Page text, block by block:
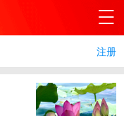
注册